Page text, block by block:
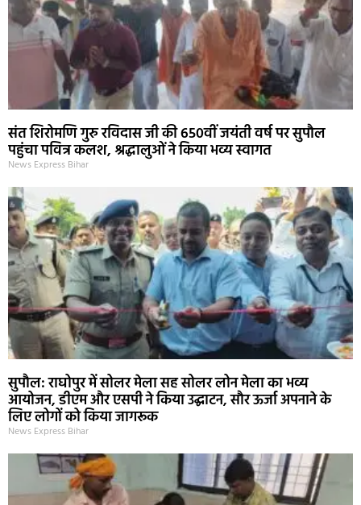
संत शिरोमणि गुरु रविदास जी की 650वीं जयंती वर्ष पर सुपौल
पहुंचा पवित्र कलश, श्रद्धालुओं ने किया भव्य स्वागत
News Express Bihar
सुपौल: राघोपुर में सोलर मेला सह सोलर लोन मेला का भव्य
आयोजन, डीएम और एसपी ने किया उद्घाटन, सौर ऊर्जा अपनाने के
लिए लोगों को किया जागरूक
News Express Bihar